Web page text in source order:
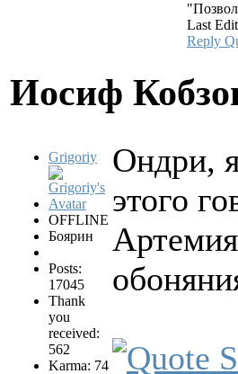
Last
Reply
Иосиф
Grigoriy
OFFLINE
Боярин
Posts:
17045
Thank
you
received:
562
Karma: 74
Ондри,
этого